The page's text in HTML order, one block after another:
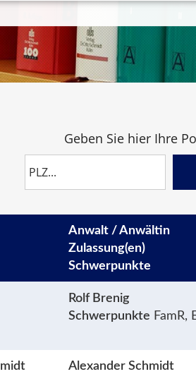
Geben Sie hier Ihre
Anwalt / Anwältin
Zulassung(en)
Schwerpunkte
Rolf Brenig
Schwerpunkte FamR,
Alexander Schmidt